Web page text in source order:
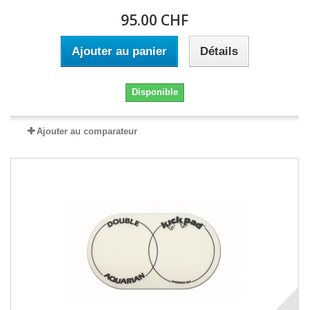
95.00 CHF
Ajouter au panier Détails
Disponible
Ajouter au comparateur